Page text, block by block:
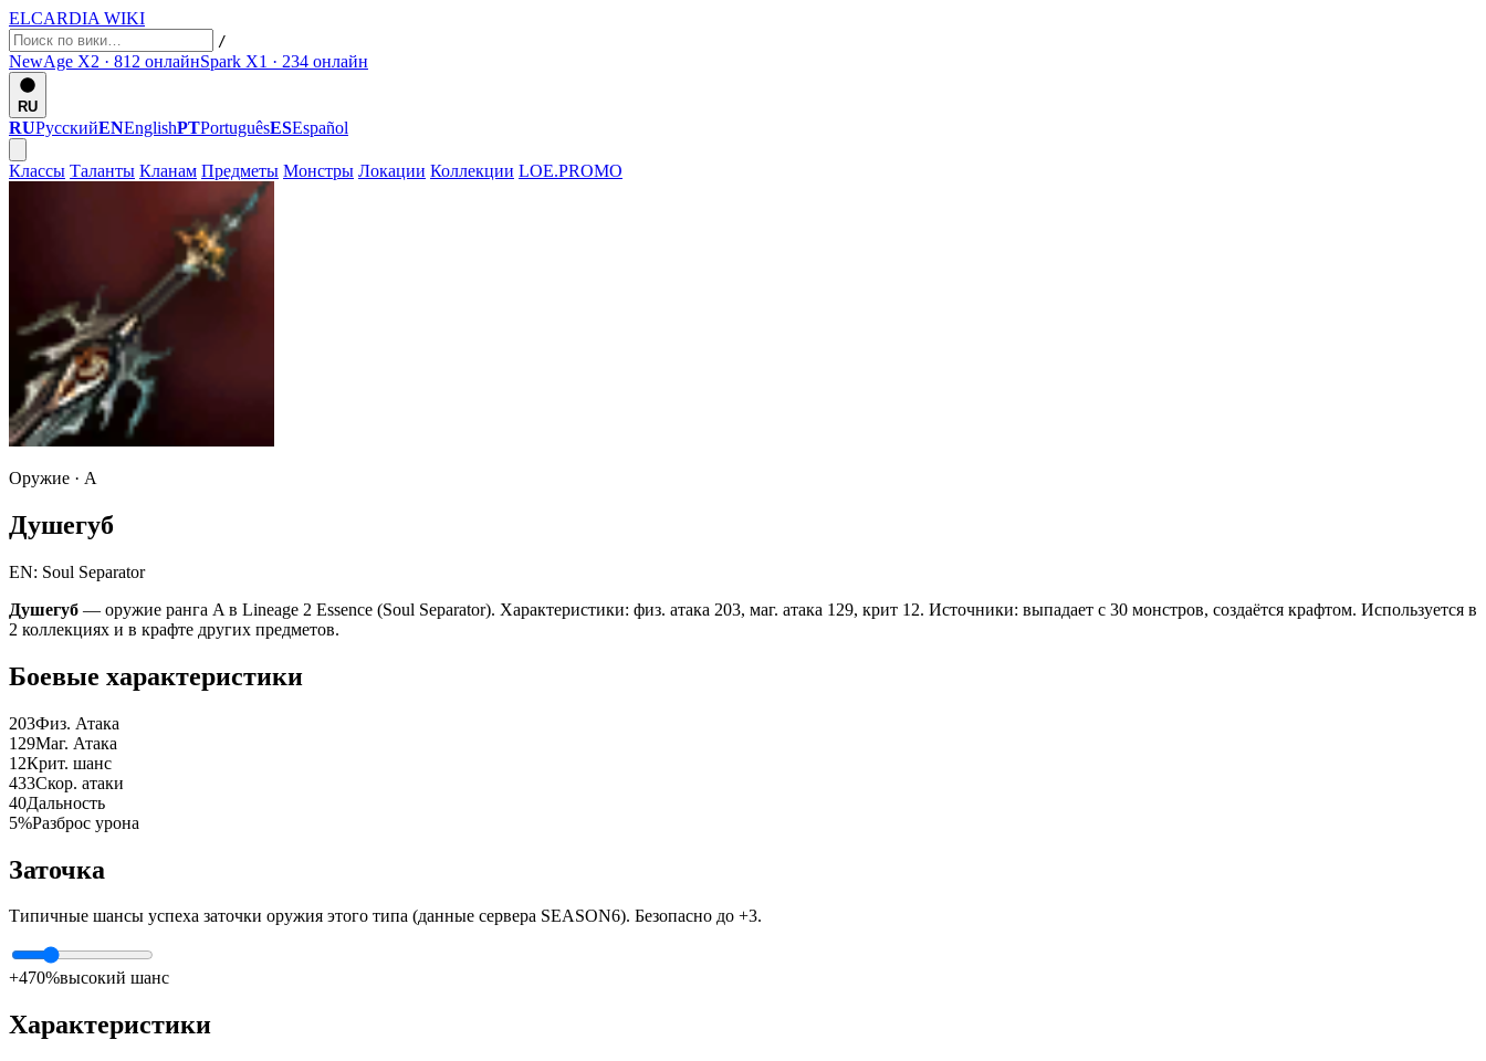
ELCARDIA WIKI
/
NewAge X2 · 812 онлайнSpark X1 · 234 онлайн
RU
RUРусскийENEnglishPTPortuguêsESEspañol
Классы Таланты Кланам Предметы Монстры Локации Коллекции LOE.PROMO
Оружие · A
Душегуб
EN: Soul Separator
Душегуб — оружие ранга A в Lineage 2 Essence (Soul Separator). Характеристики: физ. атака 203, маг. атака 129, крит 12. Источники: выпадает с 30 монстров, создаётся крафтом. Используется в
2 коллекциях и в крафте других предметов.
Боевые характеристики
203Физ. Атака
129Маг. Атака
12Крит. шанс
433Скор. атаки
40Дальность
5%Разброс урона
Заточка
Типичные шансы успеха заточки оружия этого типа (данные сервера SEASON6). Безопасно до +3.
+470%высокий шанс
Характеристики